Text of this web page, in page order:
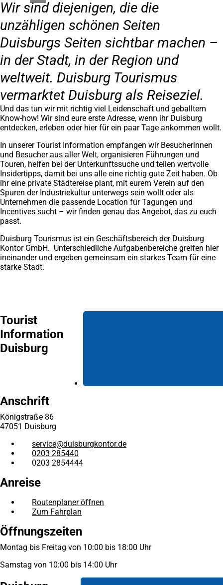
Wir sind diejenigen, die die
unzähligen schönen Seiten
Duisburgs Seiten sichtbar machen –
in der Stadt, in der Region und
weltweit. Duisburg Tourismus
vermarktet Duisburg als Reiseziel.
Und das tun wir mit richtig viel Leidenschaft und geballtem
Know-how! Wir sind eure erste Adresse, wenn ihr Duisburg
entdecken, erleben oder hier für ein paar Tage ankommen wollt.
In unserer Tourist Information empfangen wir Besucherinnen
und Besucher aus aller Welt, organisieren Führungen und
Touren, helfen bei der Unterkunftssuche und teilen wertvolle
Insidertipps, damit bei uns alle eine richtig gute Zeit haben. Ob
ihr eine private Städtereise plant, mit eurem Verein auf den
Spuren der Industriekultur unterwegs sein wollt oder als
Unternehmen die passende Location für Tagungen und
Incentives sucht – wir finden genau das Angebot, das zu euch
passt.
Duisburg Tourismus ist ein Geschäftsbereich der Duisburg
Kontor GmbH. Unterschiedliche Aufgabenbereiche greifen hier
ineinander und ergeben gemeinsam ein starkes Team für eine
starke Stadt.
Tourist
Information
Duisburg
Anschrift
Königstraße 86
47051 Duisburg
service
duisburgkontor de
0203 285440
0203 2854444
Anreise
Routenplaner öffnen
Zum Fahrplan
einem
Tab)
Öffnungszeiten
Montag bis Freitag von 10:00 bis 18:00 Uhr
Samstag von 10:00 bis 14:00 Uhr